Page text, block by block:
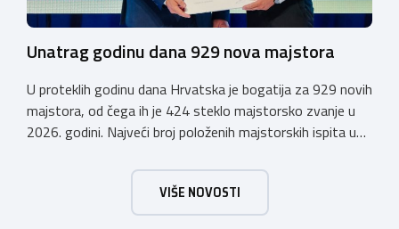
Unatrag godinu dana 929 nova majstora
U proteklih godinu dana Hrvatska je bogatija za 929 novih
majstora, od čega ih je 424 steklo majstorsko zvanje u
2026. godini. Najveći broj položenih majstorskih ispita u
majstor elektroinstalater, majstor frizer, majstor
vodoinstalatera, instalatera grijanja i klimatizacije te
majstora automehaničara. Najveći broj navedenih
VIŠE NOVOSTI